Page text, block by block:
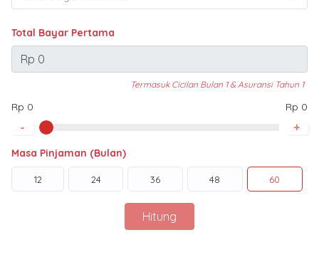
Total Bayar Pertama
Termasuk Cicilan Bulan 1 & Asuransi Tahun 1
Rp 0 Rp 0
- +
Masa Pinjaman (Bulan)
12 24 36 48 60
Hitung